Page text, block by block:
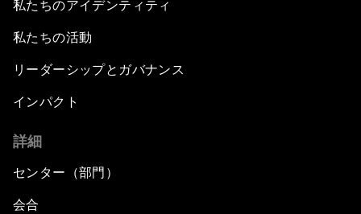
私たちのアイデンティティ
私たちの活動
リーダーシップとガバナンス
インパクト
詳細
センター（部門）
会合